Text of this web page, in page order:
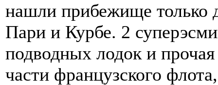
нашли прибежище только
Паpи и Куpбе. 2
подводных лодок и
части французского